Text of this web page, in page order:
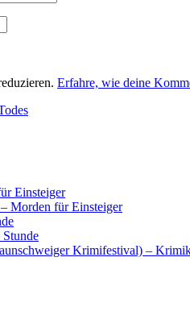
Erfahre, wie deine
Einsteiger
Morden für Einsteiger
Krimifestival) –